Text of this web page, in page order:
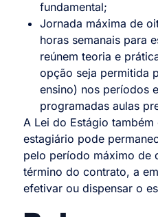
fundamental;
Jornada máxima de
horas semanais para
reúnem teoria e
opção seja permitida
ensino) nos períodos
programadas aulas
A Lei do Estágio
estagiário pode
pelo período máximo de
término do contrato, a
efetivar ou dispensar o